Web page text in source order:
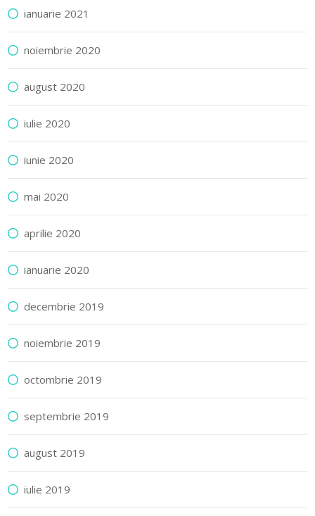
ianuarie 2021
noiembrie 2020
august 2020
iulie 2020
iunie 2020
mai 2020
aprilie 2020
ianuarie 2020
decembrie 2019
noiembrie 2019
octombrie 2019
septembrie 2019
august 2019
iulie 2019